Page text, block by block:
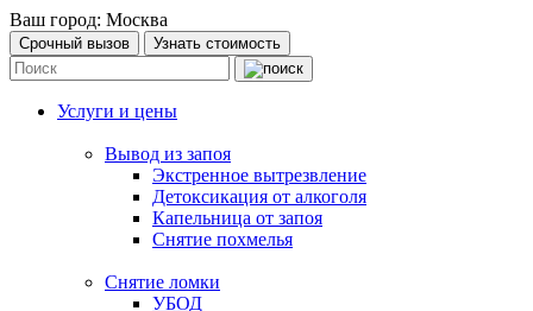
Ваш город: Москва
Срочный вызов Узнать стоимость
Услуги и цены
Вывод из запоя
Экстренное вытрезвление
Детоксикация от алкоголя
Капельница от запоя
Снятие похмелья
Снятие ломки
УБОД